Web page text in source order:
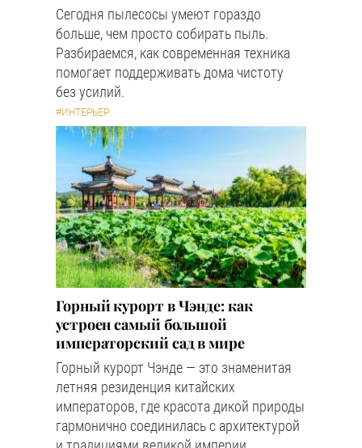
Сегодня пылесосы умеют гораздо
больше, чем просто собирать пыль.
Разбираемся, как современная техника
помогает поддерживать дома чистоту
без усилий.
#ИНТЕРЬЕР
Горный курорт в Чэнде: как
устроен самый большой
императорский сад в мире
Горный курорт Чэнде — это знаменитая
летняя резиденция китайских
императоров, где красота дикой природы
гармонично соединилась с архитектурой